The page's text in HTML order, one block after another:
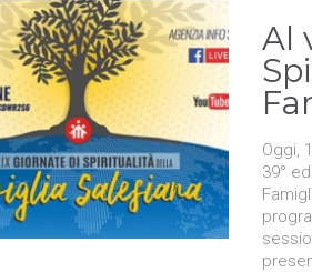
Al
Oggi,
39°